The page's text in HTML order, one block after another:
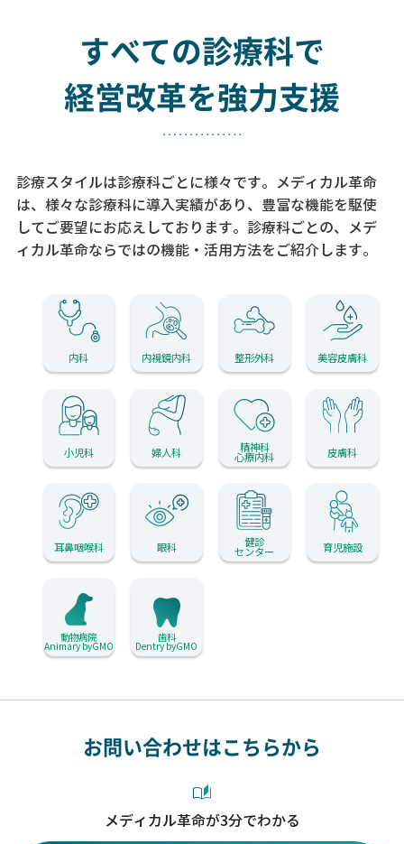
すべての診療科で
経営改革を強力支援
診療スタイルは診療科ごとに様々です。メディカル革命
は、様々な診療科に導入実績があり、 豊富な機能を駆使
してご要望にお応えしております。 診療科ごとの、メデ
ィカル革命ならではの機能・活用方法をご紹介します。
内科 内視鏡内科 整形外科 美容皮膚科
小児科 婦人科 精神科
心療内科 皮膚科
耳鼻咽喉科 眼科 健診
センター 育児施設
動物病院
Animary byGMO
歯科
Dentry byGMO
お問い合わせはこちらから
メディカル革命が3分でわかる